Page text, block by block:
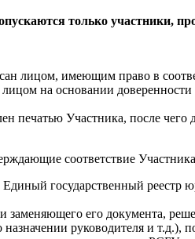
только
имеющим право в
на основании
Участника, после чего
соответствие
государственный реестр
его документа,
назначении руководителя и